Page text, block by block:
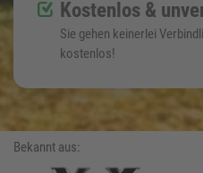
Kostenlos &
Sie gehen keinerlei
kostenlos!
Bekannt aus: